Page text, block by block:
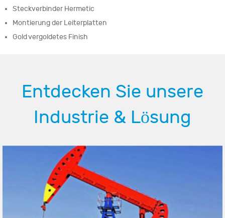
Steckverbinder Hermetic
Montierung der Leiterplatten
Gold vergoldetes Finish
Entdecken Sie unsere
Industrie & Lösung